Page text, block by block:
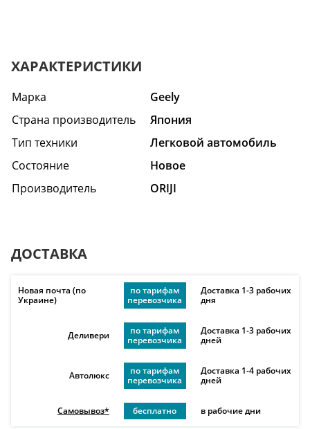
ХАРАКТЕРИСТИКИ
Марка
Geely
Страна производитель
Япония
Тип техники
Легковой автомобиль
Состояние
Hовое
Производитель
ORIJI
ДОСТАВКА
Новая почта (по
Украине)
по тарифам
перевозчика
Доставка 1-3 рабочих
дня
Деливери
по тарифам
перевозчика
Доставка 1-3 рабочих
дней
Автолюкс
по тарифам
перевозчика
Доставка 1-4 рабочих
дней
Самовывоз* бесплатно в рабочие дни